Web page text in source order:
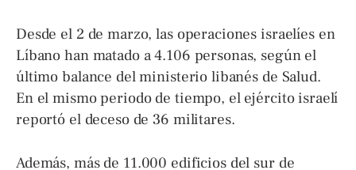
Desde el 2 de marzo, las operaciones israelíes en
Líbano han matado a 4.106 personas, según el
último balance del ministerio libanés de Salud.
En el mismo periodo de tiempo, el ejército israelí
reportó el deceso de 36 militares.
Además, más de 11.000 edificios del sur de